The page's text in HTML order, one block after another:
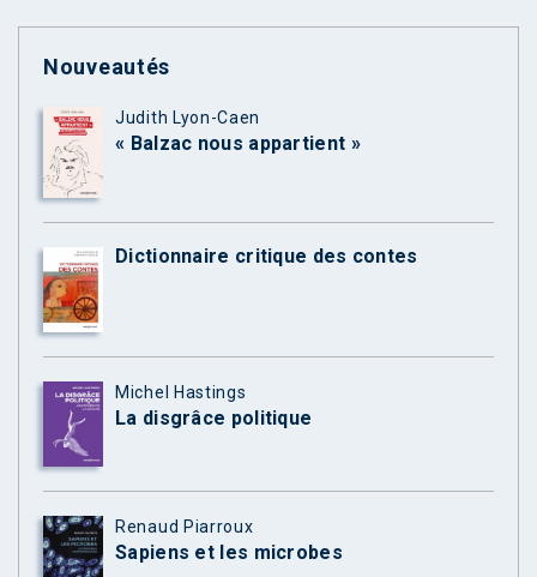
Nouveautés
Judith Lyon-Caen
« Balzac nous appartient »
Dictionnaire critique des contes
Michel Hastings
La disgrâce politique
Renaud Piarroux
Sapiens et les microbes